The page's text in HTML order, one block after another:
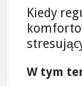
Kiedy
W tym